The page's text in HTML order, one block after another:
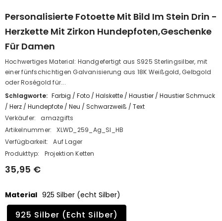
Personalisierte Fotoette Mit Bild Im Stein Drin -
Herzkette Mit Zirkon Hundepfoten,Geschenke
Für Damen
Hochwertiges Material: Handgefertigt aus S925 Sterlingsilber, mit
einer fünfschichtigen Galvanisierung aus 18K Weißgold, Gelbgold
oder Roségold für...
Schlagworte: Farbig / Foto / Halskette / Haustier / Haustier Schmuck
/ Herz / Hundepfote / Neu / Schwarzweiß / Text
Verkäufer:
amazgifts
Artikelnummer:
XLWD_259_Ag_SI_HB
Verfügbarkeit:
Auf Lager
Produkttyp:
Projektion Ketten
35,95 €
Material 925 Silber (echt Silber)
925 Silber (echt Silber)